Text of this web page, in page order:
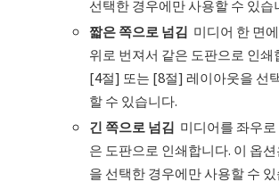
선택한 경우에만 사용할 수 있습
짧은 쪽으로 넘김 미디어 한 면
위로 번져서 같은 도판으로 인쇄
[4절] 또는 [8절] 레이아웃을 선
할 수 있습니다.
긴 쪽으로 넘김 미디어를 좌우
은 도판으로 인쇄합니다. 이 옵
을 선택한 경우에만 사용할 수